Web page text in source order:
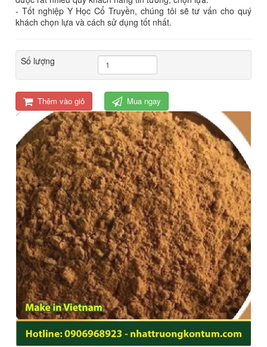
- Tốt nghiệp Y Học Cổ Truyền, chúng tôi sẽ tư vấn cho quý
khách chọn lựa và cách sử dụng tốt nhất.
Số lượng
Thêm vào giỏ Mua ngay